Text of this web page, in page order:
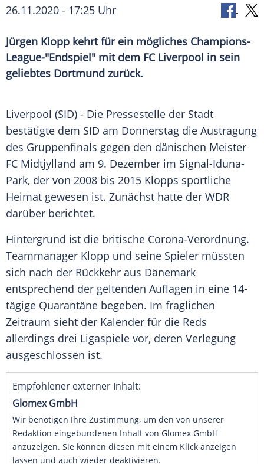
26.11.2020 - 17:25 Uhr
Jürgen Klopp kehrt für ein mögliches Champions-
League-"Endspiel" mit dem FC Liverpool in sein
geliebtes Dortmund zurück.
Liverpool (SID) - Die Pressestelle der Stadt
bestätigte dem SID am Donnerstag die Austragung
des Gruppenfinals gegen den dänischen Meister
FC Midtjylland am 9. Dezember im Signal-Iduna-
Park, der von 2008 bis 2015 Klopps sportliche
Heimat gewesen ist. Zunächst hatte der WDR
darüber berichtet.
Hintergrund ist die britische Corona-Verordnung.
Teammanager Klopp und seine Spieler müssten
sich nach der Rückkehr aus Dänemark
entsprechend der geltenden Auflagen in eine 14-
tägige Quarantäne begeben. Im fraglichen
Zeitraum sieht der Kalender für die Reds
allerdings drei Ligaspiele vor, deren Verlegung
ausgeschlossen ist.
Empfohlener externer Inhalt:
Glomex GmbH
Wir benötigen Ihre Zustimmung, um den von unserer
Redaktion eingebundenen Inhalt von Glomex GmbH
anzuzeigen. Sie können diesen mit einem Klick anzeigen
lassen und auch wieder deaktivieren.